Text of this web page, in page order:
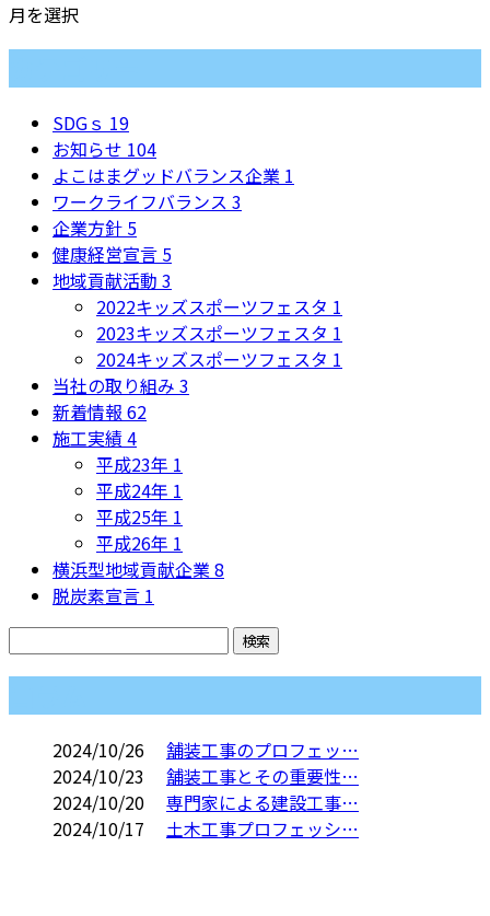
月を選択
SDGｓ 19
お知らせ 104
よこはまグッドバランス企業 1
ワークライフバランス 3
企業方針 5
健康経営宣言 5
地域貢献活動 3
2022キッズスポーツフェスタ 1
2023キッズスポーツフェスタ 1
2024キッズスポーツフェスタ 1
当社の取り組み 3
新着情報 62
施工実績4
平成23年 1
平成24年 1
平成25年 1
平成26年 1
横浜型地域貢献企業8
脱炭素宣言 1
2024/10/26
舗装工事のプロフェッ…
2024/10/23
舗装工事とその重要性…
2024/10/20
専門家による建設工事…
2024/10/17
土木工事プロフェッシ…